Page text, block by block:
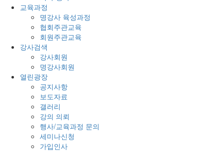
교육과정
명강사 육성과정
협회주관교육
회원주관교육
강사검색
강사회원
명강사회원
열린광장
공지사항
보도자료
갤러리
강의 의뢰
행사/교육과정 문의
세미나신청
가입인사